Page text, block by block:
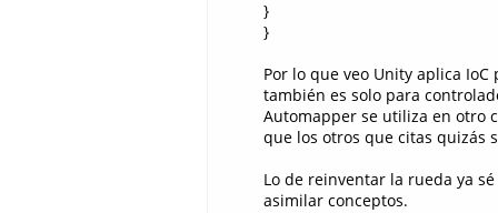
}
}
Por lo que veo Unity aplica
también es solo para
Automapper se utiliza en otro
que los otros que citas quizás
Lo de reinventar la rueda ya
asimilar conceptos.